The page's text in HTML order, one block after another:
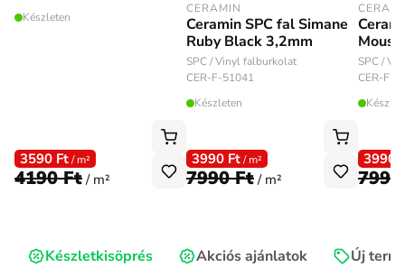
Készleten
3590 Ft/ m²
4190 Ft / m²
CERAMIN
Ceramin SPC fal Simane
Ruby Black 3,2mm
SPC / Vinyl falburkolat
CER-F-51041
Készleten
3990 Ft/ m²
7990 Ft / m²
SPC /
CER-F-
3990
Készletkisöprés Akciós ajánlatok Új